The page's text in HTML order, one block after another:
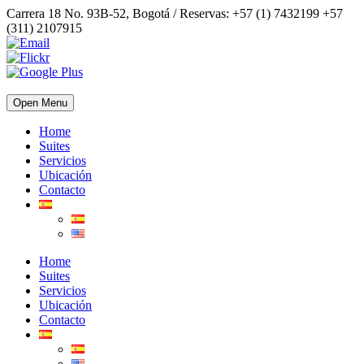
Carrera 18 No. 93B-52, Bogotá / Reservas: +57 (1) 7432199 +57
(311) 2107915
Open Menu
Home
Suites
Servicios
Ubicación
Contacto
Home
Suites
Servicios
Ubicación
Contacto